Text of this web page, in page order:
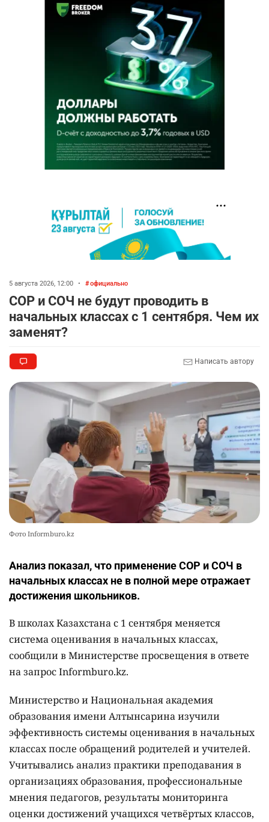
5 августа 2026, 12:00 • официально
СОР и СОЧ не будут проводить в
начальных классах с 1 сентября. Чем их
заменят?
Написать автору
Фото Informburo.kz
Анализ показал, что применение СОР и СОЧ в
начальных классах не в полной мере отражает
достижения школьников.
В школах Казахстана с 1 сентября меняется
система оценивания в начальных классах,
сообщили в Министерстве просвещения в ответе
на запрос Informburo.kz.
Министерство и Национальная академия
образования имени Алтынсарина изучили
эффективность системы оценивания в начальных
классах после обращений родителей и учителей.
Учитывались анализ практики преподавания в
организациях образования, профессиональные
мнения педагогов, результаты мониторинга
оценки достижений учащихся четвёртых классов,